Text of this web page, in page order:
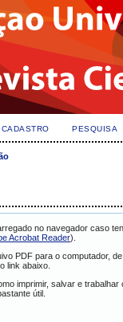
CADASTRO PESQUISA
no navegador caso
Acrobat Reader).
PDF para o computador,
link abaixo.
imprimir, salvar e
útil.